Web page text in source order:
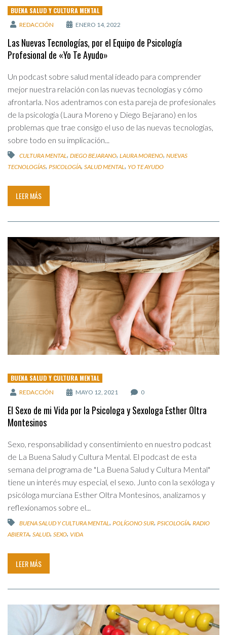
BUENA SALUD Y CULTURA MENTAL
REDACCIÓN ENERO 14, 2022
Las Nuevas Tecnologías, por el Equipo de Psicología
Profesional de «Yo Te Ayudo»
Un podcast sobre salud mental ideado para comprender
mejor nuestra relación con las nuevas tecnologías y cómo
afrontarla. Nos adentramos con esta pareja de profesionales
de la psicología (Laura Moreno y Diego Bejarano) en los
problemas que trae consigo el uso de las nuevas tecnologías,
sobre todo en su implicación...
CULTURA MENTAL , DIEGO BEJARANO, LAURA MORENO, NUEVAS
TECNOLOGÍAS, PSICOLOGÍA, SALUD MENTAL , YO TE AYUDO
LEER MÁS
BUENA SALUD Y CULTURA MENTAL
REDACCIÓN MAYO 12, 2021 0
El Sexo de mi Vida por la Psicologa y Sexologa Esther Oltra
Montesinos
Sexo, responsabilidad y consentimiento en nuestro podcast
de La Buena Salud y Cultura Mental. El podcast de esta
semana del programa de "La Buena Salud y Cultura Mental"
tiene un interés muy especial, el sexo. Junto con la sexóloga y
psicóloga murciana Esther Oltra Montesinos, analizamos y
reflexionamos sobre el...
BUENA SALUD Y CULTURA MENTAL, POLÍGONO SUR, PSICOLOGÍA, RADIO
ABIERTA, SALUD, SEXO, VIDA
LEER MÁS